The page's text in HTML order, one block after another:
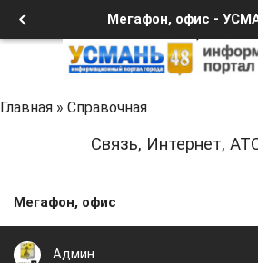
Мегафон, офис -
Главная » Справочная
Связь, Интернет,
Мегафон, офис
Админ